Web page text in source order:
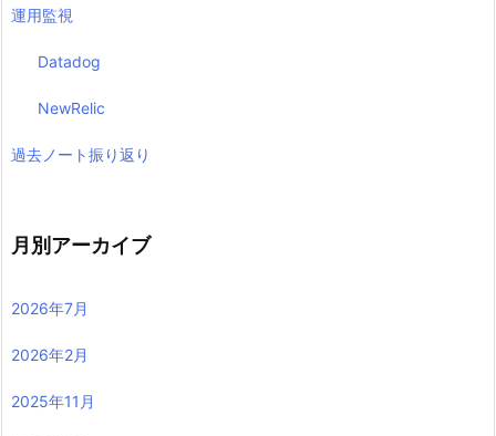
運用監視
Datadog
NewRelic
過去ノート振り返り
月別アーカイブ
2026年7月
2026年2月
2025年11月